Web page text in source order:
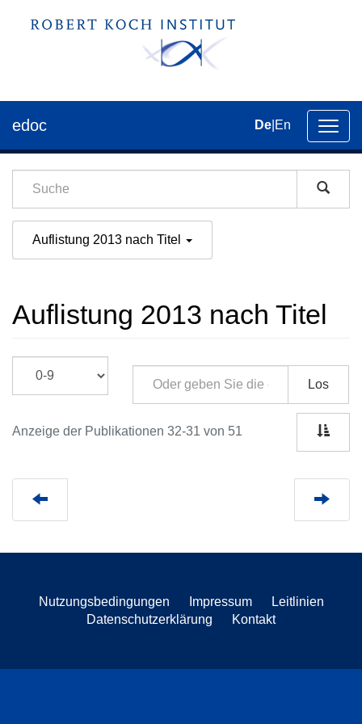
der
edoc De En
Auflistung 2013 nach Titel
Auflistung 2013 nach Titel
Los
Anzeige der Publikationen 32-31 von 51
Nutzungsbedingungen Impressum
Leitlinien
Datenschutzerklärung
Kontakt